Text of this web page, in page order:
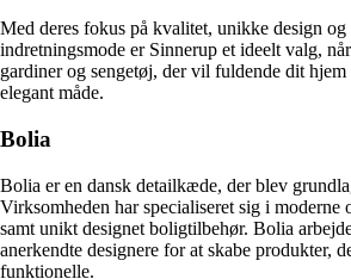
Med deres fokus på kvalitet, unikke design og
indretningsmode er Sinnerup et ideelt valg,
gardiner og sengetøj, der vil fuldende dit hjem
elegant måde.
Bolia
Bolia er en dansk detailkæde, der blev
Virksomheden har specialiseret sig i
samt unikt designet boligtilbehør. Bolia
anerkendte designere for at skabe produkter,
funktionelle.